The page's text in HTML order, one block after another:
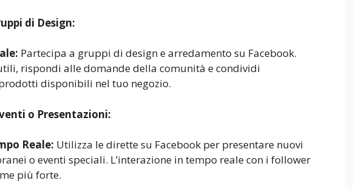
di Design:
Partecipa a gruppi di design e arredamento su Facebook.
rispondi alle domande della comunità e condividi
disponibili nel tuo negozio.
o Presentazioni:
Reale: Utilizza le dirette su Facebook per presentare nuovi
o eventi speciali. L’interazione in tempo reale con i follower
più forte.